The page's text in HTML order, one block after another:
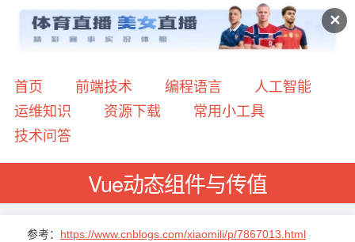
✕
首页 前端技术 编程语言
人工智能
运维知识
资源下载
常用小工具
技术问答
Vue动态组件与传值
参考： https://www.cnblogs.com/xiaomili/p/7867013.html